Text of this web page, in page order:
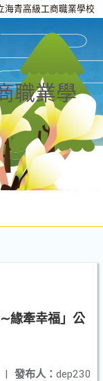
海青高級工商職業學校
職業學
緣牽幸福」公
發布人： dep230
|